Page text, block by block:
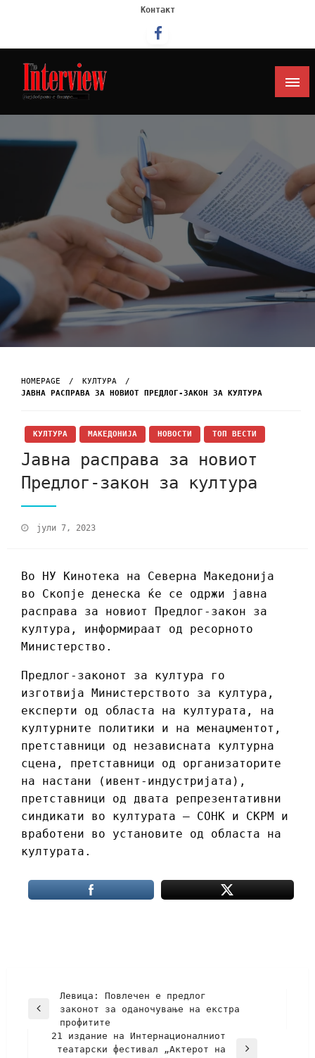
Контакт
Интервју
HOMEPAGE
КУЛТУРА
ЈАВНА РАСПРАВА ЗА НОВИОТ ПРЕДЛОГ-ЗАКОН ЗА КУЛТУРА
КУЛТУРА МАКЕДОНИЈА НОВОСТИ ТОП ВЕСТИ
Јавна расправа за новиот
Предлог-закон за култура
јули 7, 2023
Во НУ Кинотека на Северна Македонија
во Скопје денеска ќе се одржи јавна
расправа за новиот Предлог-закон за
култура, информираат од ресорното
Министерство.
Предлог-законот за култура го
изготвија Министерството за култура,
експерти од областа на културата, на
културните политики и на менаџментот,
претставници од независната културна
сцена, претставници од организаторите
на настани (ивент-индустријата),
претставници од двата репрезентативни
синдикати во културата – СОНК и СКРМ и
вработени во установите од областа на
културата.
Левица: Повлечен е предлог
законот за оданочување на екстра
профитите
21 издание на Интернационалниот
театарски фестивал „Актерот на